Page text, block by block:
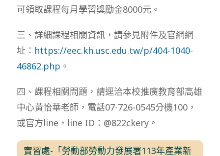
可領取課程每月學習獎勵金8000元。
三、詳細課程相關資訊，請參見附件及官網網
址： https://eec.kh.usc.edu.tw/p/404-1040-
46862.php 。
四、課程相關問題，請逕洽本校推廣教育部高雄
中心黃怡華老師，電話07-726-0545分機100，
或官方line，line ID：@822ckery。
實習處-「勞動部勞動力發展署113年產業新